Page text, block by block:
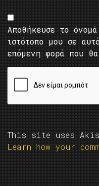
Αποθήκευσε το
ιστότοπο μου σε
επόμενη φορά που
This site uses
Learn how your